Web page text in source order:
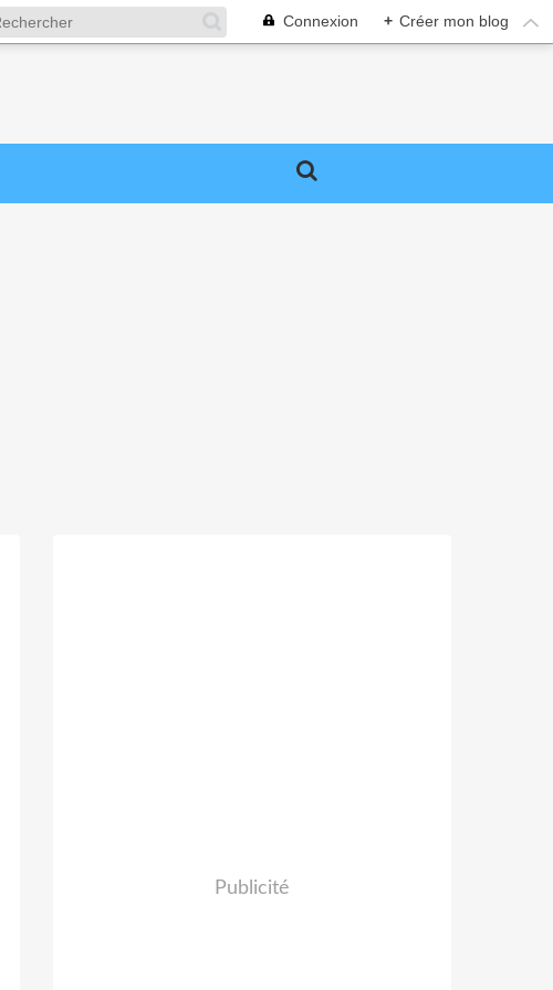
Connexion + Créer mon blog
Publicité